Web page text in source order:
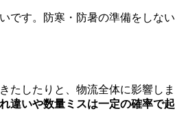
です。防寒・防暑の準備をしない
たしたりと、物流全体に影響しま
違いや数量ミスは一定の確率で起